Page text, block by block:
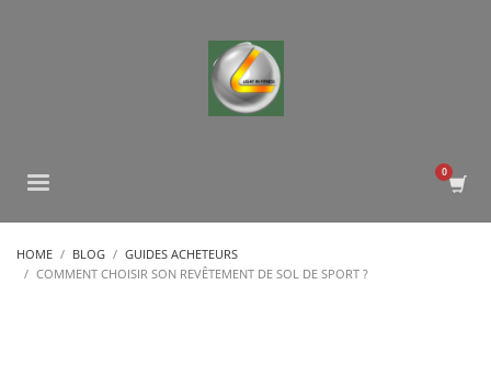
HOME BLOG
GUIDES ACHETEURS
COMMENT CHOISIR SON REVÊTEMENT DE SOL DE SPORT ?